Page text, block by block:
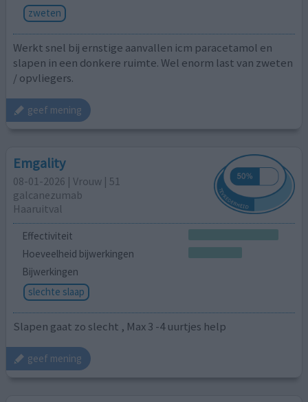
zweten
Werkt snel bij ernstige aanvallen icm paracetamol en
slapen in een donkere ruimte. Wel enorm last van zweten
/ opvliegers.
geef mening
Emgality
08-01-2026 | Vrouw | 51
galcanezumab
Haaruitval
Effectiviteit
Hoeveelheid bijwerkingen
Bijwerkingen
slechte slaap
Slapen gaat zo slecht , Max 3 -4 uurtjes help
geef mening